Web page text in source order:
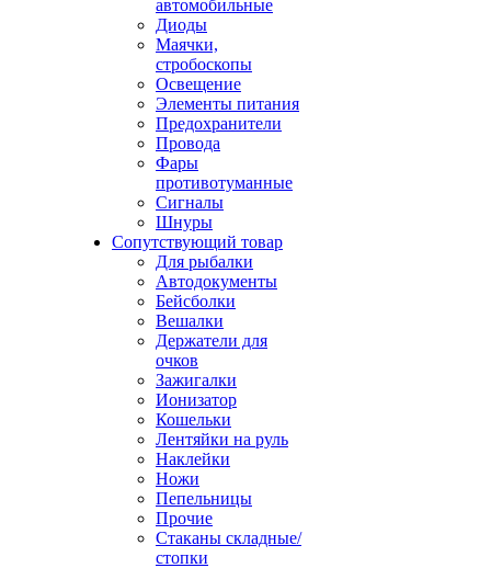
автомобильные
Диоды
Маячки,
стробоскопы
Освещение
Элементы питания
Предохранители
Провода
Фары
противотуманные
Сигналы
Шнуры
Сопутствующий товар
Для рыбалки
Автодокументы
Бейсболки
Вешалки
Держатели для
очков
Зажигалки
Ионизатор
Кошельки
Лентяйки на руль
Наклейки
Ножи
Пепельницы
Прочие
Стаканы складные/
стопки